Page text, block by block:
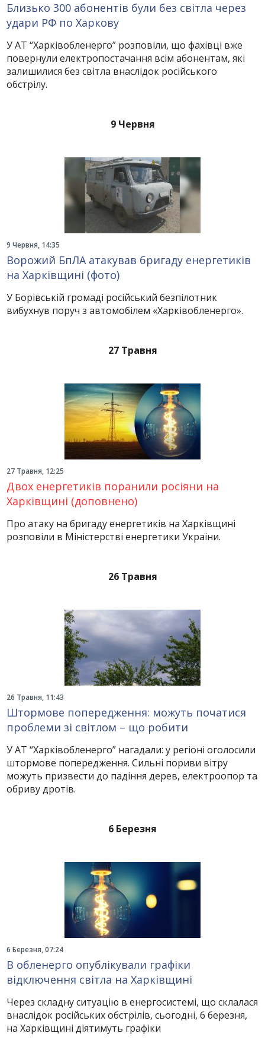
Близько 300 абонентів були без світла через
удари РФ по Харкову
У АТ “Харківобленерго” розповіли, що фахівці вже
повернули електропостачання всім абонентам, які
залишилися без світла внаслідок російського
обстрілу.
9 Червня
9 Червня, 14:35
Ворожий БпЛА атакував бригаду енергетиків
на Харківщині (фото)
У Борівській громаді російський безпілотник
вибухнув поруч з автомобілем «Харківобленерго».
27 Травня
27 Травня, 12:25
Двох енергетиків поранили росіяни на
Харківщині (доповнено)
Про атаку на бригаду енергетиків на Харківщині
розповіли в Міністерстві енергетики України.
26 Травня
26 Травня, 11:43
Штормове попередження: можуть початися
проблеми зі світлом – що робити
У АТ “Харківобленерго” нагадали: у регіоні оголосили
штормове попередження. Сильні пориви вітру
можуть призвести до падіння дерев, електроопор та
обриву дротів.
6 Березня
6 Березня, 07:24
В обленерго опублікували графіки
відключення світла на Харківщині
Через складну ситуацію в енергосистемі, що склалася
внаслідок російських обстрілів, сьогодні, 6 березня,
на Харківщині діятимуть графіки